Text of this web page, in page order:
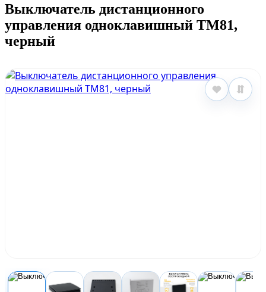
Выключатель дистанционного
управления одноклавишный TM81,
черный